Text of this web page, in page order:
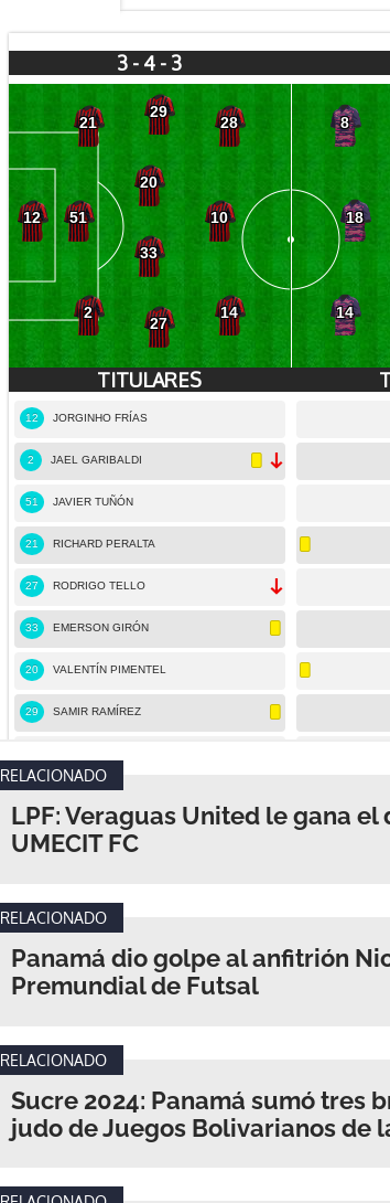
RELACIONADO
LPF: Veraguas United le gana el
UMECIT FC
RELACIONADO
Panamá dio golpe al anfitrión
Premundial de Futsal
RELACIONADO
Sucre 2024: Panamá sumó tres
judo de Juegos Bolivarianos de